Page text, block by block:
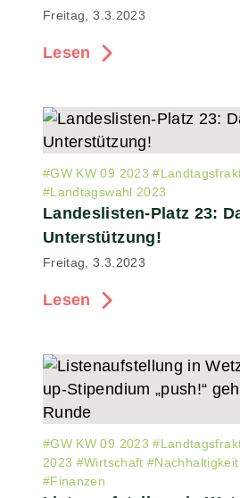
Freitag, 3.3.2023
Lesen
#GW KW 09 2023 #
#Landtagswahl 2023
Landeslisten-Platz 23:
Unterstützung!
Freitag, 3.3.2023
Lesen
#GW KW 09 2023 #
2023 #Wirtschaft #Nachhaltigkeit
#Finanzen